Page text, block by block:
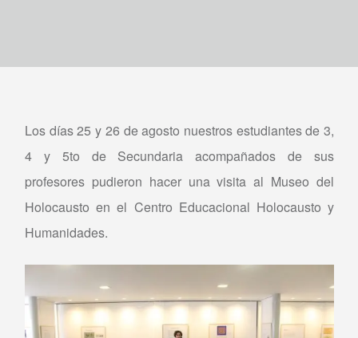
Los días 25 y 26 de agosto nuestros estudiantes de 3,
4 y 5to de Secundaria acompañados de sus
profesores pudieron hacer una visita al Museo del
Holocausto en el Centro Educacional Holocausto y
Humanidades.